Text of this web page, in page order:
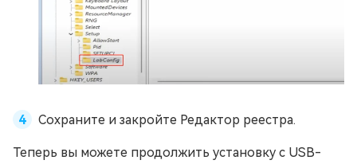
Сохраните и закройте Редактор реестра.
Теперь вы можете продолжить установку с USB-